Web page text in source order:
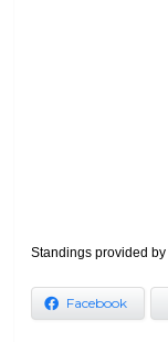
Standings provided by
Facebook